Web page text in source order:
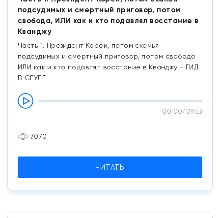
подсудимых и смертный приговор, потом
свобода, ИЛИ как и кто подавлял восстание в
Кванджу
Часть 1. Президент Кореи, потом скамья
подсудимых и смертный приговор, потом свобода
ИЛИ как и кто подавлял восстание в Кванджу - ГИД
В СЕУЛЕ
00:00/ 09:53
7070
ЧИТАТЬ